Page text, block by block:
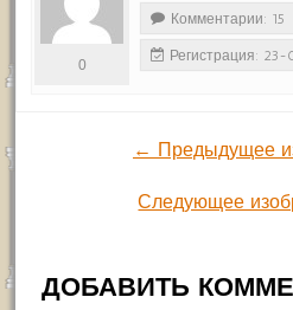
0
Комментарии: 15
Регистрация: 23-
← Предыдущее
Следующее
ДОБАВИТЬ